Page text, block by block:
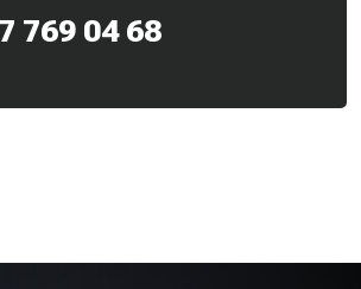
769 04 68